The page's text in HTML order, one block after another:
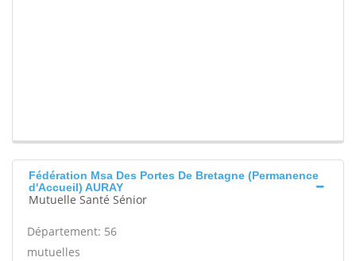
Fédération Msa Des Portes De Bretagne (Permanence
d'Accueil) AURAY
Mutuelle Santé Sénior
Département: 56
mutuelles